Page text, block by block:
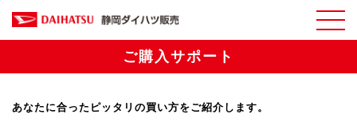
ご購入サポート
あなたに合ったピッタリの買い方をご紹介します。